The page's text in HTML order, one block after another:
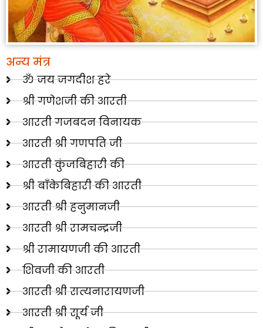
अन्य मंत्र
ॐ जय जगदीश हरे
श्री गणेशजी की आरती
आरती गजबदन विनायक
आरती श्री गणपति जी
आरती कुंजबिहारी की
श्री बाँकेबिहारी की आरती
आरती श्री हनुमानजी
आरती श्री रामचन्द्रजी
श्री रामायणजी की आरती
शिवजी की आरती
आरती श्री सत्यनारायणजी
आरती श्री सूर्य जी